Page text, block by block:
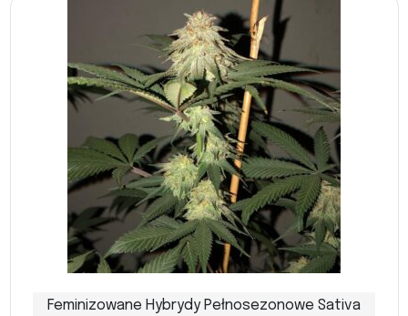
Feminizowane Hybrydy Pełnosezonowe Sativa